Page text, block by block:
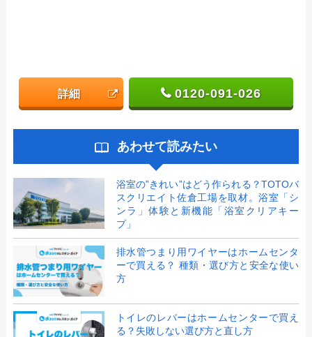
詳細 0120-091-026
あわせて読みたい
浴室の”きれい”はどう作られる？TOTOバ
スクリエイト佐倉工場を取材。浴室「シ
ンラ」体験と新機能「浴室クリアキー
プ」
排水管つまり用ワイヤーはホームセンタ
ーで買える？ 種類・選び方と安全な使い
方
トイレのレバーはホームセンターで買え
る？失敗しない選び方と直し方